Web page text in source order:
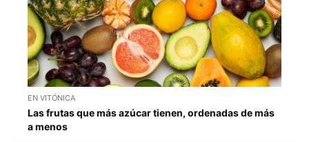
EN VITÓNICA
Las frutas que más azúcar tienen, ordenadas de más
a menos